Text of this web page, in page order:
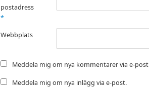
postadress
*
Webbplats
Meddela mig om nya kommentarer via e-
Meddela mig om nya inlägg via e-post.